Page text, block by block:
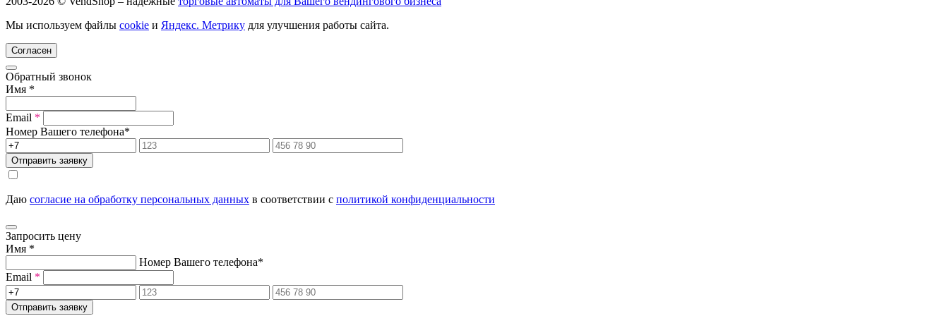
Мы используем файлы cookie и Яндекс. Метрику для улучшения работы сайта.
Согласен
Обратный звонок
Имя *
Email *
Номер Вашего телефона*
Отправить заявку
Даю согласие на обработку персональных данных в соответствии с политикой конфиденциальности
Запросить цену
Имя *
Номер Вашего телефона*
Email *
Отправить заявку